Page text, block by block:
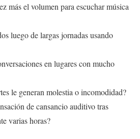
más el volumen para escuchar música
luego de largas jornadas usando
en lugares con mucho
le generan molestia o incomodidad?
de cansancio auditivo tras
varias horas?